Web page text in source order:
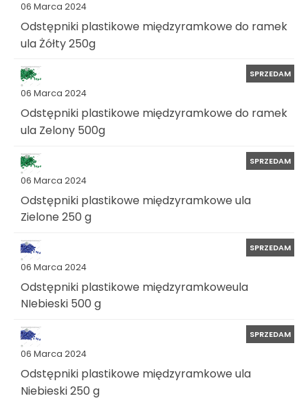
06 Marca 2024
Odstępniki plastikowe międzyramkowe do ramek
ula Żółty 250g
06 Marca 2024
SPRZEDAM
Odstępniki plastikowe międzyramkowe do ramek
ula Zelony 500g
06 Marca 2024
SPRZEDAM
Odstępniki plastikowe międzyramkowe ula
Zielone 250 g
06 Marca 2024
SPRZEDAM
Odstępniki plastikowe międzyramkoweula
NIebieski 500 g
06 Marca 2024
SPRZEDAM
Odstępniki plastikowe międzyramkowe ula
Niebieski 250 g